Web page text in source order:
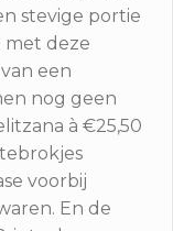
stevige portie
met deze
een
nog geen
à €25,50
voorbij
En de